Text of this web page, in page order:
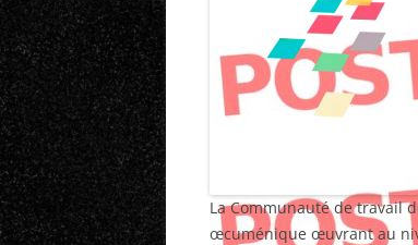
La Communauté de travail
œcuménique œuvrant au